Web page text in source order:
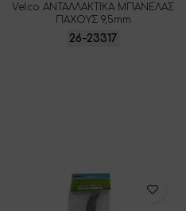
Velco ΑΝΤΑΛΛΑΚΤΙΚΑ ΜΠΑΝΕΛΑΣ
ΠΑΧΟΥΣ 9,5mm
26-23317